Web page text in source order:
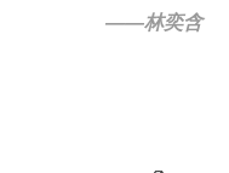
奕含